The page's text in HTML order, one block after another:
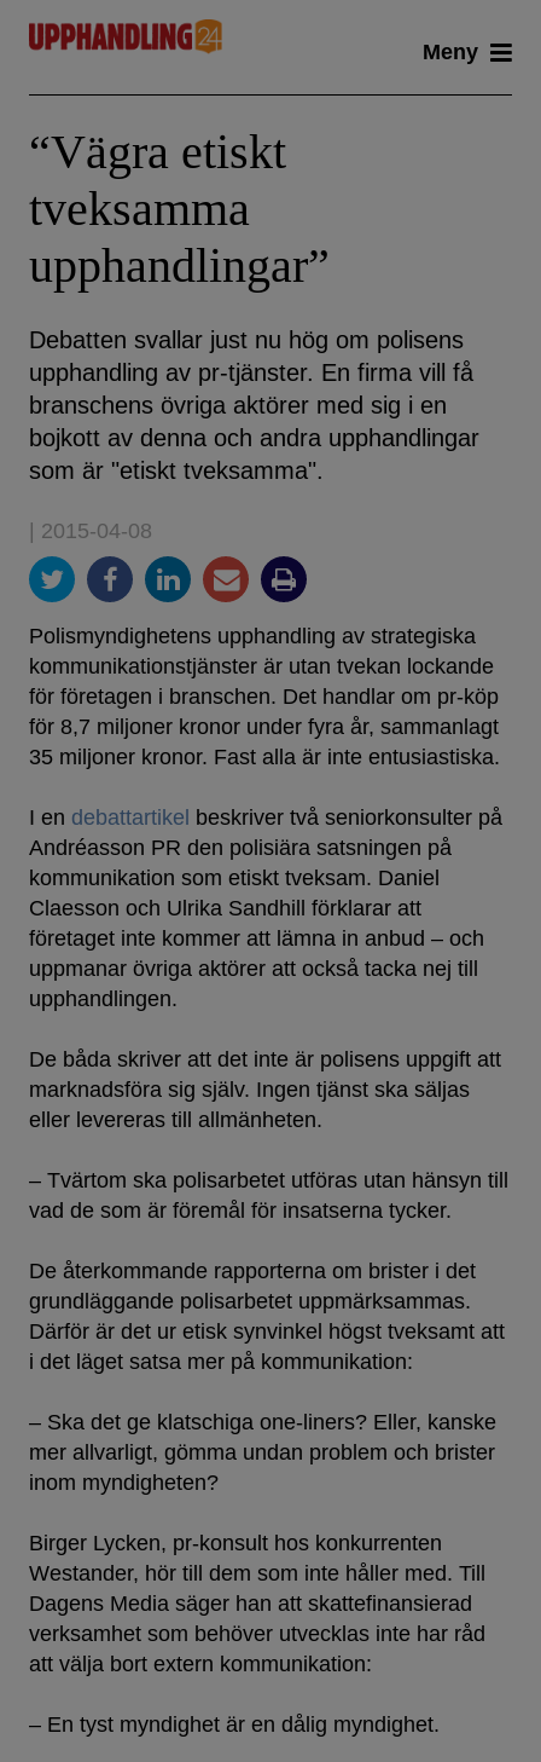
content
Meny
“Vägra etiskt
tveksamma
upphandlingar”
Debatten svallar just nu hög om polisens
upphandling av pr-tjänster. En firma vill få
branschens övriga aktörer med sig i en
bojkott av denna och andra upphandlingar
som är "etiskt tveksamma".
| 2015-04-08
Polismyndighetens upphandling av strategiska
kommunikationstjänster är utan tvekan lockande
för företagen i branschen. Det handlar om pr-köp
för 8,7 miljoner kronor under fyra år, sammanlagt
35 miljoner kronor. Fast alla är inte entusiastiska.
I en debattartikel beskriver två seniorkonsulter på
Andréasson PR den polisiära satsningen på
kommunikation som etiskt tveksam. Daniel
Claesson och Ulrika Sandhill förklarar att
företaget inte kommer att lämna in anbud – och
uppmanar övriga aktörer att också tacka nej till
upphandlingen.
De båda skriver att det inte är polisens uppgift att
marknadsföra sig själv. Ingen tjänst ska säljas
eller levereras till allmänheten.
– Tvärtom ska polisarbetet utföras utan hänsyn till
vad de som är föremål för insatserna tycker.
De återkommande rapporterna om brister i det
grundläggande polisarbetet uppmärksammas.
Därför är det ur etisk synvinkel högst tveksamt att
i det läget satsa mer på kommunikation:
– Ska det ge klatschiga one-liners? Eller, kanske
mer allvarligt, gömma undan problem och brister
inom myndigheten?
Birger Lycken, pr-konsult hos konkurrenten
Westander, hör till dem som inte håller med. Till
Dagens Media säger han att skattefinansierad
verksamhet som behöver utvecklas inte har råd
att välja bort extern kommunikation:
– En tyst myndighet är en dålig myndighet.